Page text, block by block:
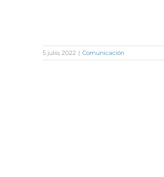
5 julio, 2022 | Comunicación